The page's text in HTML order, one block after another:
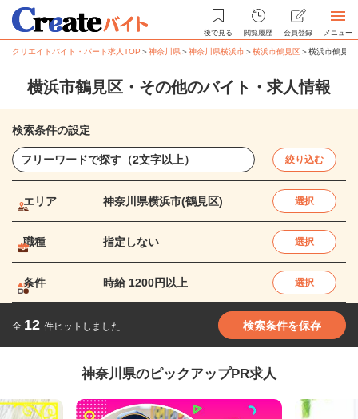
後で見る 閲覧履歴 会員登録 メニュー
クリエイトバイト・パート求人TOP ＞神奈川県＞神奈川県横浜市＞横浜市鶴見区＞横浜市鶴見
横浜市鶴見区・その他のバイト・求人情報
検索条件の設定
絞り込む
エリア 神奈川県横浜市(鶴見区) 選択
職種 指定しない 選択
条件 時給 1200円以上 選択
全 12 件ヒットしました 検索条件を保存
神奈川県のピックアップPR求人